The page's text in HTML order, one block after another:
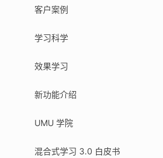
客户案例
学习科学
效果学习
新功能介绍
UMU 学院
混合式学习 3.0 白皮书